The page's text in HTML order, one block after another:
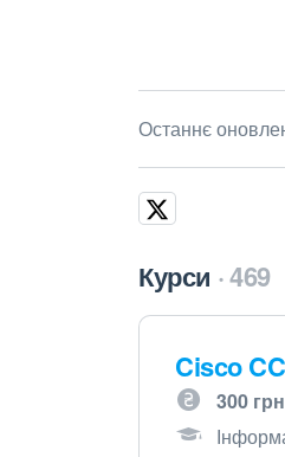
Останнє
Курси 469
Cisco
300